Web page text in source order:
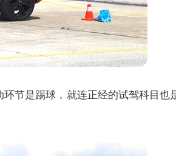
节是踢球，就连正经的试驾科目也